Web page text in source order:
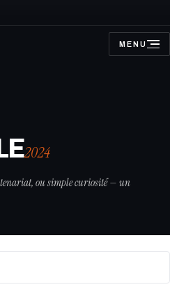
MENU
OUVRIR
LE
2024
ou simple curiosité — un